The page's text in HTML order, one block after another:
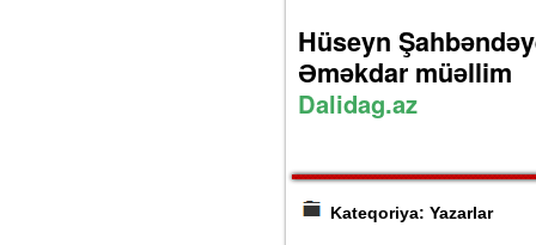
Hüseyn
Əməkdar müəllim
Dalidag.az
Kateqoriya: Yazarlar